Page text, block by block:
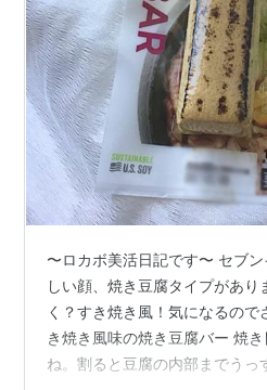
〜ロカボ美活日記です〜 セブ
しい顔、焼き豆腐タイプがあり
く？すき焼き風！気になるの
き焼き風味の焼き豆腐バー 焼
ね。割ると豆腐の内部までうっ